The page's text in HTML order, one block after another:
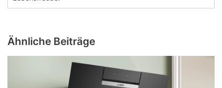
Ähnliche Beiträge